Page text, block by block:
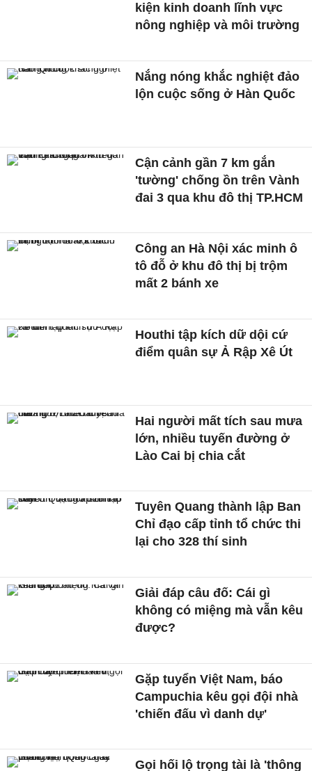
kiện kinh doanh lĩnh vực
nông nghiệp và môi trường
Nắng nóng khắc nghiệt đảo
lộn cuộc sống ở Hàn Quốc
Cận cảnh gần 7 km gắn
'tường' chống ồn trên Vành
đai 3 qua khu đô thị TP.HCM
Công an Hà Nội xác minh ô
tô đỗ ở khu đô thị bị trộm
mất 2 bánh xe
Houthi tập kích dữ dội cứ
điểm quân sự Ả Rập Xê Út
Hai người mất tích sau mưa
lớn, nhiều tuyến đường ở
Lào Cai bị chia cắt
Tuyên Quang thành lập Ban
Chỉ đạo cấp tỉnh tổ chức thi
lại cho 328 thí sinh
Giải đáp câu đố: Cái gì
không có miệng mà vẫn kêu
được?
Gặp tuyển Việt Nam, báo
Campuchia kêu gọi đội nhà
'chiến đấu vì danh dự'
Gọi hối lộ trọng tài là 'thông